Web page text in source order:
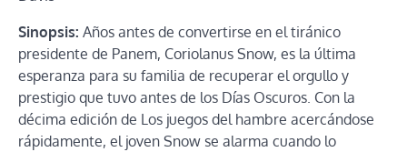
Sinopsis: Años antes de convertirse en el tiránico
presidente de Panem, Coriolanus Snow, es la última
esperanza para su familia de recuperar el orgullo y
prestigio que tuvo antes de los Días Oscuros. Con la
décima edición de Los juegos del hambre acercándose
rápidamente, el joven Snow se alarma cuando lo